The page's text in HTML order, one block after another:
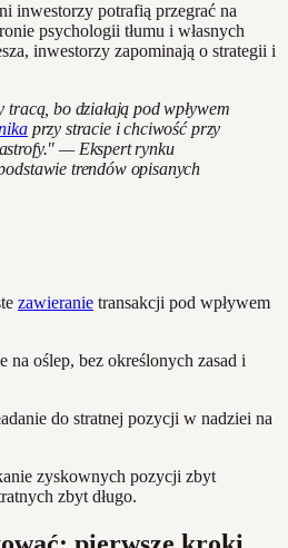
inwestorzy potrafią przegrać na
psychologii tłumu i własnych
inwestorzy zapominają o strategii i
tracą, bo działają pod wpływem
przy stracie i chciwość przy
— Ekspert rynku
trendów opisanych
zawieranie transakcji pod wpływem
na oślep, bez określonych zasad i
do stratnej pozycji w nadziei na
zyskownych pozycji zbyt
zbyt długo.